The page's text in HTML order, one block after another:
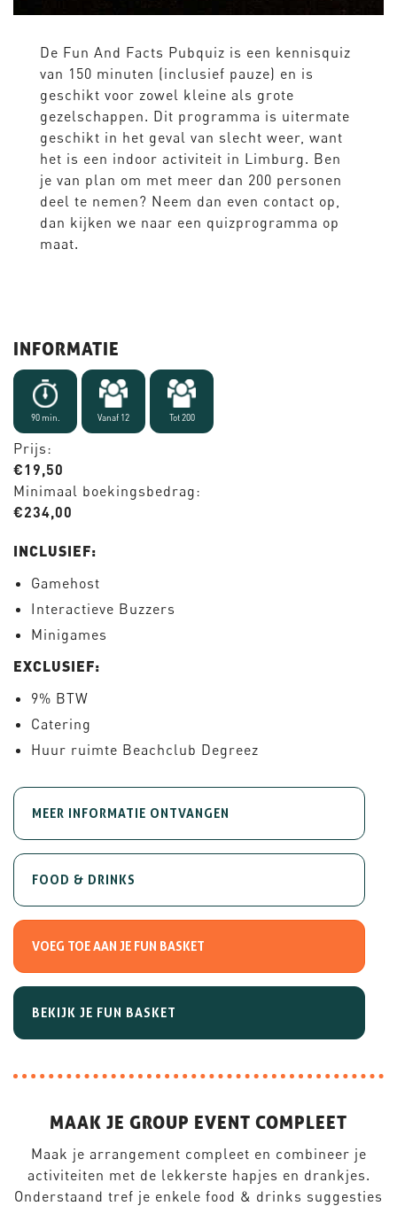
De Fun And Facts Pubquiz is een kennisquiz
van 150 minuten (inclusief pauze) en is
geschikt voor zowel kleine als grote
gezelschappen. Dit programma is uitermate
geschikt in het geval van slecht weer, want
het is een indoor activiteit in Limburg. Ben
je van plan om met meer dan 200 personen
deel te nemen? Neem dan even contact op,
dan kijken we naar een quizprogramma op
maat.
INFORMATIE
90 min. Vanaf 12 Tot 200
Prijs:
€19,50
Minimaal boekingsbedrag:
€234,00
INCLUSIEF:
Gamehost
Interactieve Buzzers
Minigames
EXCLUSIEF:
9% BTW
Catering
Huur ruimte Beachclub Degreez
MEER INFORMATIE ONTVANGEN
FOOD & DRINKS
BEKIJK JE FUN BASKET
MAAK JE GROUP EVENT COMPLEET
Maak je arrangement compleet en combineer je
activiteiten met de lekkerste hapjes en drankjes.
Onderstaand tref je enkele food & drinks suggesties